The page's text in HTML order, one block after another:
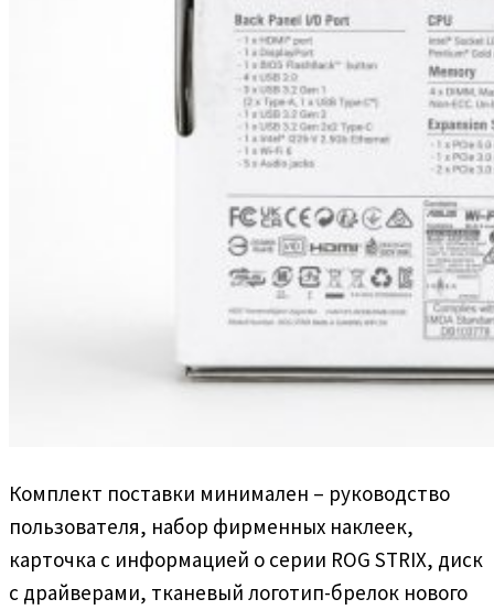
Комплект поставки минимален – руководство
пользователя, набор фирменных наклеек,
карточка с информацией о серии ROG STRIX, диск
с драйверами, тканевый логотип-брелок нового